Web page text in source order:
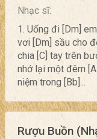
Nhạc sĩ:
1. Uống đi [Dm]
vơi [Dm] sầu cho
chia [C] tay trên
nhớ lại một đêm
niệm trong [Bb]...
Rượu Buồn